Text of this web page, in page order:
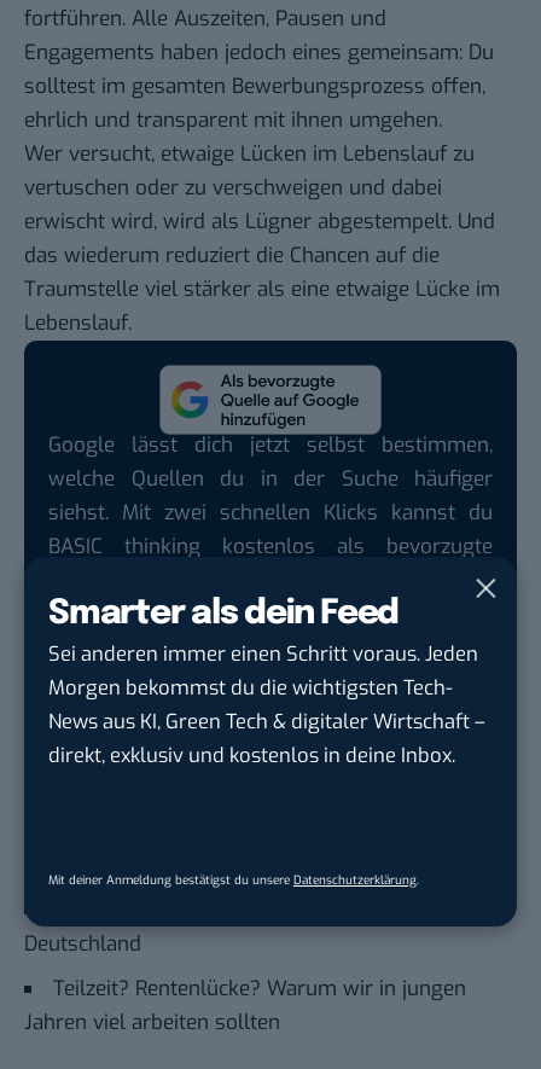
Smarter als dein Feed
Sei anderen immer einen Schritt voraus. Jeden
Morgen bekommst du die wichtigsten Tech-
News aus KI, Green Tech & digitaler Wirtschaft –
direkt, exklusiv und kostenlos in deine Inbox.
Mit deiner Anmeldung bestätigst du unsere Datenschutzerklärung
fortführen. Alle Auszeiten, Pausen und
Engagements haben jedoch eines gemeinsam: Du
solltest im gesamten Bewerbungsprozess offen,
ehrlich und transparent mit ihnen umgehen.
Wer versucht, etwaige Lücken im Lebenslauf zu
vertuschen oder zu verschweigen und dabei
erwischt wird, wird als Lügner abgestempelt. Und
das wiederum reduziert die Chancen auf die
Traumstelle viel stärker als eine etwaige Lücke im
Lebenslauf.
Google lässt dich jetzt selbst bestimmen,
welche Quellen du in der Suche häufiger
siehst. Mit zwei schnellen Klicks kannst du
BASIC thinking kostenlos als bevorzugte
Quelle hinzufügen und damit unabhängigen
Tech-Journalismus unterstützen. Vielen Dank!
Hier basicthinking.de hinzufügen
Auch interessant:
Erneute Bewerbung: Worauf du beim zweiten
Deutschland
Teilzeit? Rentenlücke? Warum wir in jungen
Jahren viel arbeiten sollten